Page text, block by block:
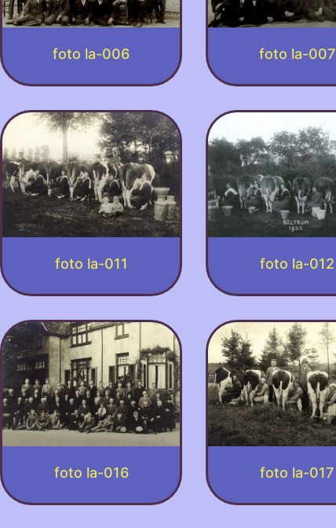
foto la-006 foto la-007
foto la-011 foto la-012
foto la-016 foto la-017